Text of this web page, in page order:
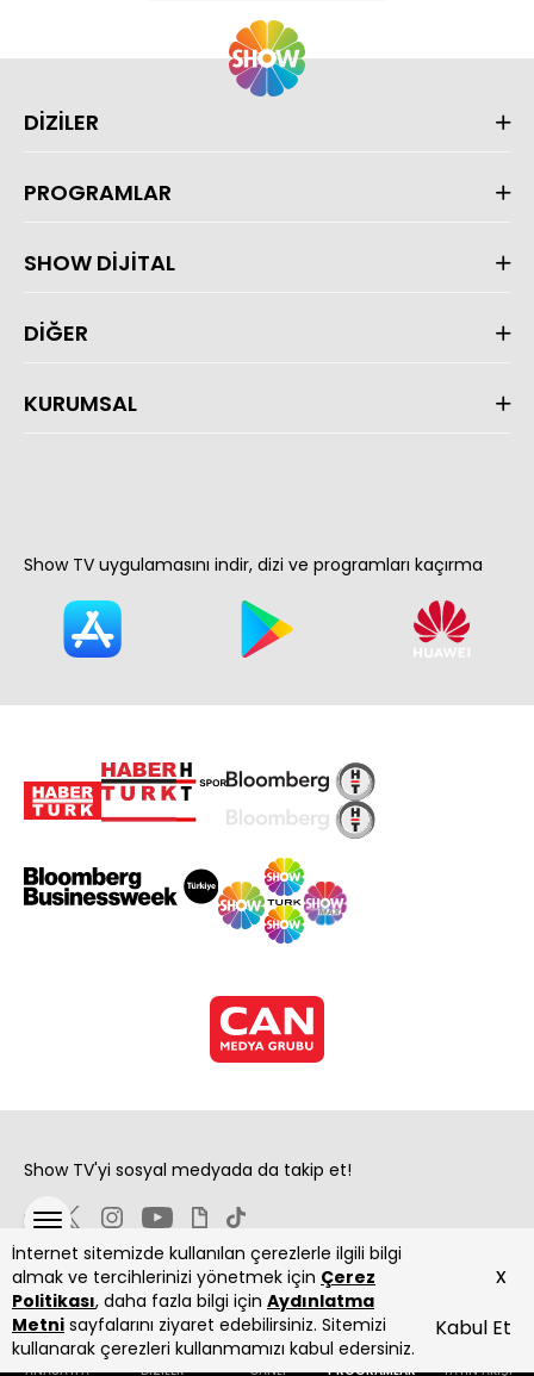
ANASAYFA DİZİLER CANLI PROGRAMLAR YAYIN AKIŞI
İnternet sitemizde kullanılan çerezlerle ilgili bilgi
almak ve tercihlerinizi yönetmek için Çerez
Politikası, daha fazla bilgi için Aydınlatma
Metni sayfalarını ziyaret edebilirsiniz. Sitemizi
kullanarak çerezleri kullanmamızı kabul edersiniz.
Kabul Et
x
DİZİLER
PROGRAMLAR
SHOW DİJİTAL
DİĞER
KURUMSAL
Show TV uygulamasını indir, dizi ve programları kaçırma
Show TV'yi sosyal medyada da takip et!
Copyright 2026 Show Televizyon Yayıncılık A.Ş.